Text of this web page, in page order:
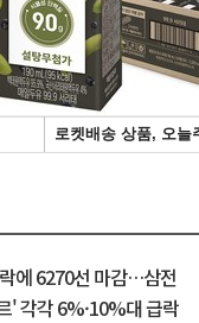
에 6270선 마감…삼전
' 각각 6%·10%대 급락